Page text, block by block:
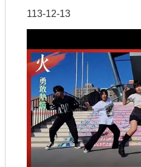
113-12-13
「誠實勇敢」等元素融入
益交換下的黑暗交易，違
握手，多少秘密」揭示隱
「風暴來臨，也要無懼站
時堅持正義的重要性，「
呼籲人們睜開眼睛，勇敢
打破黑暗，回歸光明。(
義、守信，這些詞彙賦予
自己感受的。每個人心中